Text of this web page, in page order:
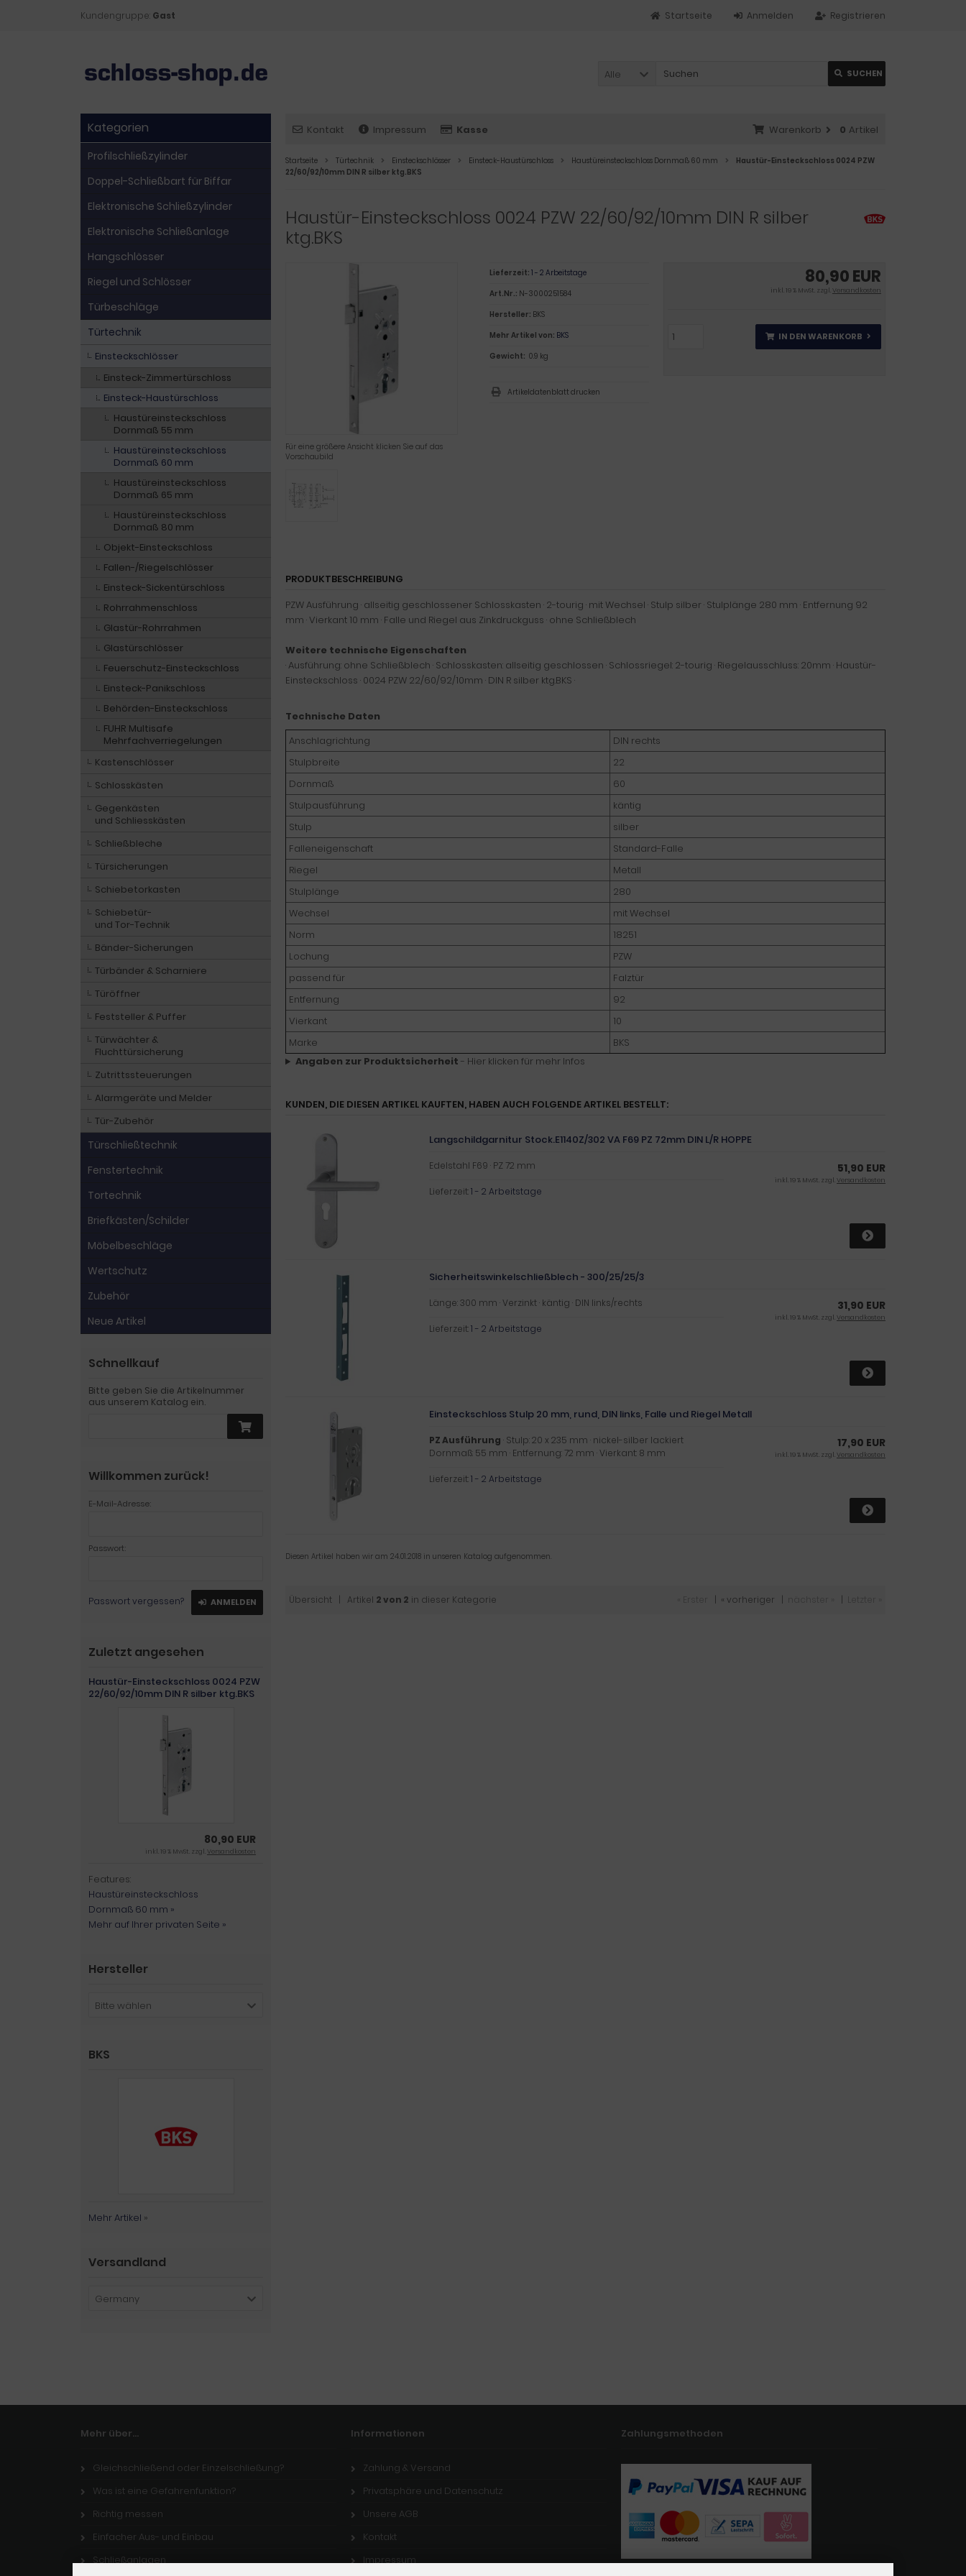
Kundengruppe: Gast Registrieren
Anmelden
Startseite
Alle SUCHEN
Kontakt Impressum Kasse Warenkorb 0 Artikel
Startseite Türtechnik Einsteckschlösser Einsteck-Haustürschloss Haustüreinsteckschloss Dornmaß 60 mm
Haustür-Einsteckschloss 0024 PZW
22/60/92/10mm DIN R silber ktg.BKS
Haustür-Einsteckschloss 0024 PZW 22/60/92/10mm DIN R silber
ktg.BKS
Für eine größere Ansicht klicken Sie auf das
Vorschaubild
80,90 EUR
inkl. 19 % MwSt. zzgl.Versandkosten
IN DEN WARENKORB
Lieferzeit: 1 - 2 Arbeitstage
Art.Nr.: N-3000251584
Hersteller: BKS
Mehr Artikel von: BKS
Gewicht: 0.9 kg
Artikeldatenblatt drucken
PRODUKTBESCHREIBUNG
PZW Ausführung · allseitig geschlossener Schlosskasten · 2-tourig · mit Wechsel · Stulp silber · Stulplänge 280 mm · Entfernung 92
mm · Vierkant 10 mm · Falle und Riegel aus Zinkdruckguss · ohne Schließblech
Weitere technische Eigenschaften
· Ausführung: ohne Schließblech · Schlosskasten: allseitig geschlossen · Schlossriegel: 2-tourig · Riegelausschluss: 20mm · Haustür-
Einsteckschloss · 0024 PZW 22/60/92/10mm · DIN R silber ktg.BKS ·
Technische Daten
Anschlagrichtung
DIN rechts
Stulpbreite
22
Dornmaß
60
Stulpausführung
käntig
Stulp
silber
Falleneigenschaft
Standard-Falle
Riegel
Metall
Stulplänge
280
Wechsel
mit Wechsel
Norm
18251
Lochung
PZW
passend für
Falztür
Entfernung
92
Vierkant
10
Marke
BKS
Angaben zur Produktsicherheit - Hier klicken für mehr Infos
KUNDEN, DIE DIESEN ARTIKEL KAUFTEN, HABEN AUCH FOLGENDE ARTIKEL BESTELLT:
Langschildgarnitur Stock.E1140Z/302 VA F69 PZ 72mm DIN L/R HOPPE
Edelstahl F69 · PZ 72 mm
Lieferzeit:1 - 2 Arbeitstage
51,90 EUR
inkl. 19 % MwSt. zzgl.Versandkosten
Sicherheitswinkelschließblech - 300/25/25/3
Länge: 300 mm · Verzinkt · käntig · DIN links/rechts
Lieferzeit:1 - 2 Arbeitstage
31,90 EUR
inkl. 19 % MwSt. zzgl.Versandkosten
Einsteckschloss Stulp 20 mm, rund, DIN links, Falle und Riegel Metall
PZ Ausführung · Stulp: 20 x 235 mm · nickel-silber lackiert
Dornmaß: 55 mm · Entfernung: 72 mm · Vierkant: 8 mm
Lieferzeit:1 - 2 Arbeitstage
17,90 EUR
inkl. 19 % MwSt. zzgl.Versandkosten
Diesen Artikel haben wir am 24.01.2018 in unseren Katalog aufgenommen.
Übersicht | Artikel 2 von 2 in dieser Kategorie « vorheriger
Kategorien
Profilschließzylinder
Doppel-Schließbart für Biffar
Elektronische Schließzylinder
Elektronische Schließanlage
Hangschlösser
Riegel und Schlösser
Türbeschläge
Türtechnik
Einsteckschlösser
Einsteck-Zimmertürschloss
Einsteck-Haustürschloss
Haustüreinsteckschloss
Dornmaß 55 mm
Haustüreinsteckschloss
Dornmaß 60 mm
Haustüreinsteckschloss
Dornmaß 65 mm
Haustüreinsteckschloss
Dornmaß 80 mm
Objekt-Einsteckschloss
Fallen-/Riegelschlösser
Einsteck-Sickentürschloss
Rohrrahmenschloss
Glastür-Rohrrahmen
Glastürschlösser
Feuerschutz-Einsteckschloss
Einsteck-Panikschloss
Behörden-Einsteckschloss
FUHR Multisafe
Mehrfachverriegelungen
Kastenschlösser
Schlosskästen
Gegenkästen
und Schliesskästen
Schließbleche
Türsicherungen
Schiebetorkasten
Schiebetür-
und Tor-Technik
Bänder-Sicherungen
Türbänder & Scharniere
Türöffner
Feststeller & Puffer
Türwächter &
Fluchttürsicherung
Zutrittssteuerungen
Alarmgeräte und Melder
Tür-Zubehör
Türschließtechnik
Fenstertechnik
Tortechnik
Briefkästen/Schilder
Möbelbeschläge
Wertschutz
Zubehör
Neue Artikel
Schnellkauf
Bitte geben Sie die Artikelnummer
aus unserem Katalog ein.
Willkommen zurück!
E-Mail-Adresse:
Passwort:
Passwort vergessen? ANMELDEN
Zuletzt angesehen
Haustür-Einsteckschloss 0024 PZW
22/60/92/10mm DIN R silber ktg.BKS
80,90 EUR
inkl. 19 % MwSt. zzgl.Versandkosten
Features:
Haustüreinsteckschloss
Dornmaß 60 mm »
Mehr auf Ihrer privaten Seite »
Hersteller
Bitte wählen
BKS
Mehr Artikel »
Versandland
Germany
Mehr über...
Gleichschließend oder Einzelschließung?
Was ist eine Gefahrenfunktion?
Richtig messen
Einfacher Aus- und Einbau
Schließanlagen
Informationen
Zahlung & Versand
Privatsphäre und Datenschutz
Unsere AGB
Kontakt
Impressum
Zahlungsmethoden